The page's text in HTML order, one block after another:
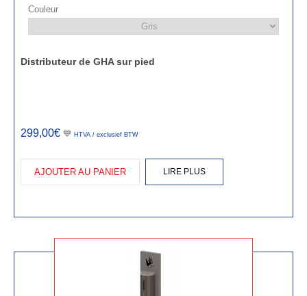
Couleur
Distributeur de GHA sur pied
299,00€ 💙 HTVA / exclusief BTW
AJOUTER AU PANIER LIRE PLUS